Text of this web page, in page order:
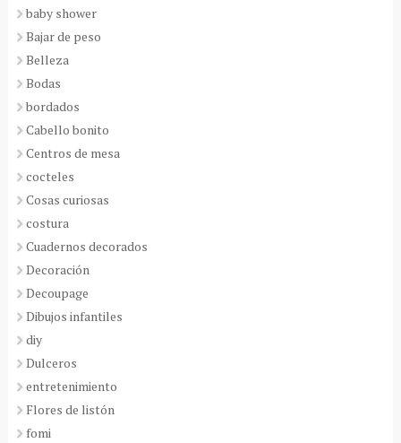
baby shower
Bajar de peso
Belleza
Bodas
bordados
Cabello bonito
Centros de mesa
cocteles
Cosas curiosas
costura
Cuadernos decorados
Decoración
Decoupage
Dibujos infantiles
diy
Dulceros
entretenimiento
Flores de listón
fomi